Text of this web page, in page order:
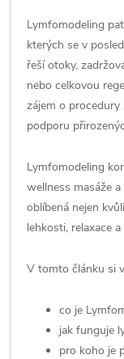
Lymfomodeling
kterých se v
řeší otoky,
nebo celkovou
zájem o procedury
podporu
Lymfomodeling
wellness masáže
oblíbená nejen
lehkosti, relaxace
V tomto článku si
co je
jak funguje
pro koho je